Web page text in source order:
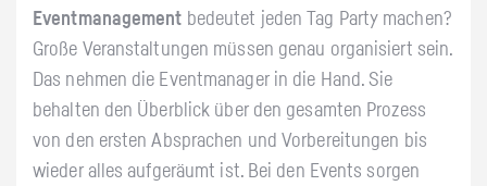
Eventmanagement bedeutet jeden Tag Party machen?
Große Veranstaltungen müssen genau organisiert sein.
Das nehmen die Eventmanager in die Hand. Sie
behalten den Überblick über den gesamten Prozess
von den ersten Absprachen und Vorbereitungen bis
wieder alles aufgeräumt ist. Bei den Events sorgen